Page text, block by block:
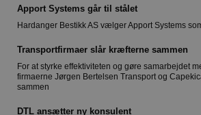
Apport Systems går til stålet
Hardanger Bestikk AS vælger Apport Systems
Transportfirmaer slår kræfterne sammen
For at styrke effektiviteten og gøre samarbejdet
firmaerne Jørgen Bertelsen Transport og
sammen
DTL ansætter ny konsulent